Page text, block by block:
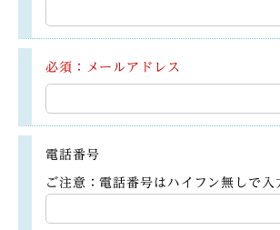
必須：メールアドレス
電話番号
ご注意：電話番号はハイフン無しで入